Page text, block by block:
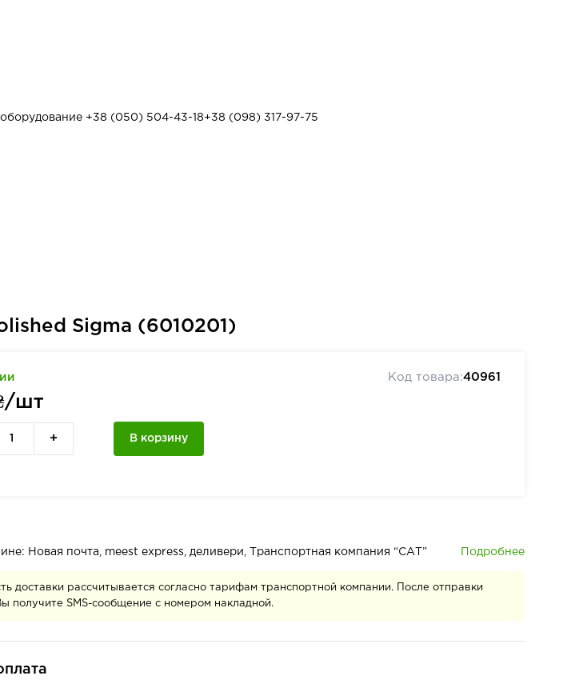
оборудование +38 (050) 504-43-18+38 (098) 317-97-75
Sigma (6010201)
шт
Код товара:40961
+ В корзину
Новая почта, meest express, деливери, Транспортная компания “САТ” Подробнее
доставки рассчитывается согласно тарифам транспортной компании. После отправки
получите SMS-сообщение с номером накладной.